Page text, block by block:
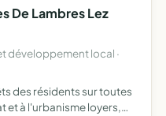
De Lambres Lez
développement local ·
des résidents sur toutes
et à l'urbanisme loyers,